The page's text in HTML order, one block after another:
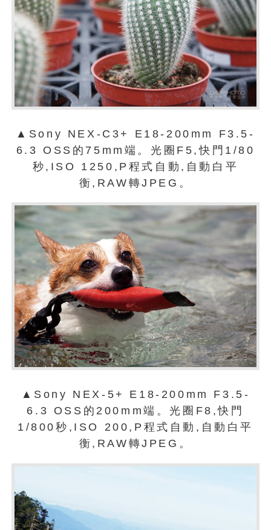
▲Sony NEX-C3+ E18-200mm F3.5-
6.3 OSS的75mm端。光圈F5,快門1/80
秒,ISO 1250,P程式自動,自動白平
衡,RAW轉JPEG。
▲Sony NEX-5+ E18-200mm F3.5-
6.3 OSS的200mm端。光圈F8,快門
1/800秒,ISO 200,P程式自動,自動白平
衡,RAW轉JPEG。